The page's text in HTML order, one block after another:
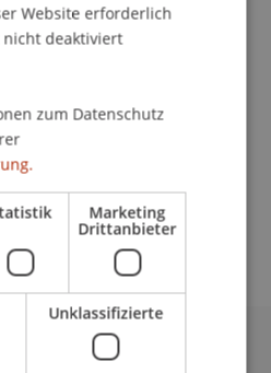
Website erforderlich
deaktiviert
zum Datenschutz
Marketing
Drittanbieter
Unklassifizierte